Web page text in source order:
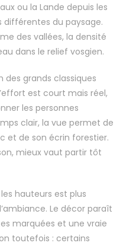
ou la Lande depuis les
du paysage.
des vallées, la densité
dans le relief vosgien.
des grands classiques
est court mais réel,
les personnes
clair, la vue permet de
et de son écrin forestier.
mieux vaut partir tôt
hauteurs est plus
Le décor paraît
marquées et une vraie
toutefois : certains